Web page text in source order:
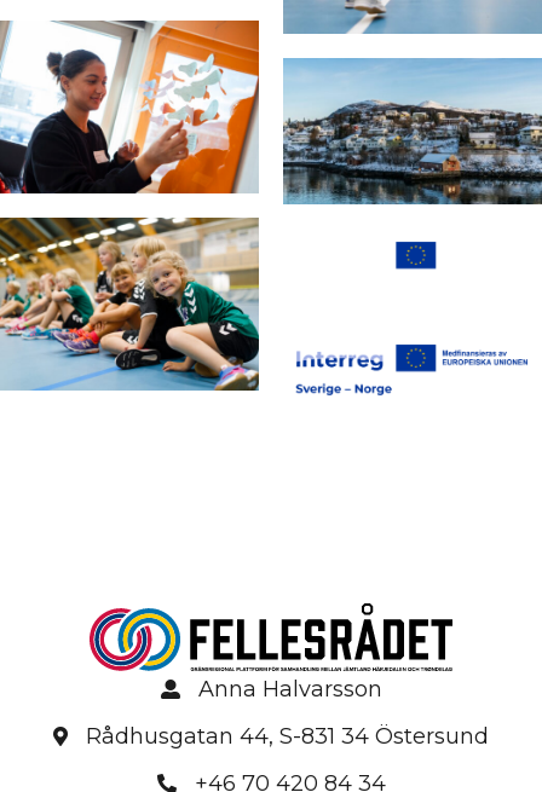
Anna Halvarsson
Rådhusgatan 44, S-831 34 Östersund
+46 70 420 84 34